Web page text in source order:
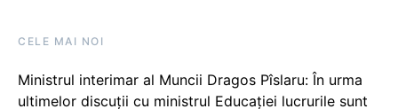
CELE MAI NOI
Ministrul interimar al Muncii Dragos Pîslaru: În urma
ultimelor discuții cu ministrul Educației lucrurile sunt